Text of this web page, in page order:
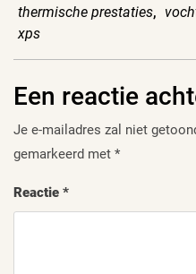
thermische prestaties,
xps
Een reactie
Je e-mailadres zal niet
gemarkeerd met *
Reactie *